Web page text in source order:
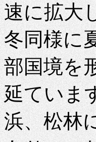
速に拡大
冬同様に
部国境を
延ていま
浜、松林